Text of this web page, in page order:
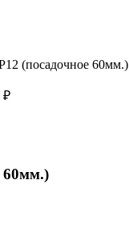
(посадочное 60мм.)
₽
60мм.)